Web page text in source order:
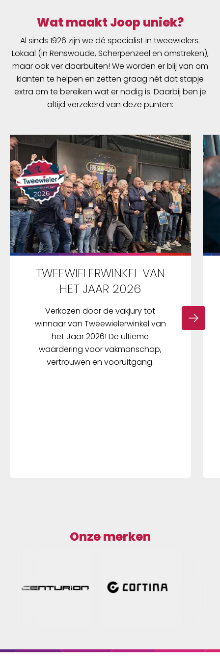
Wat maakt Joop uniek?
Al sinds 1926 zijn we dé specialist in tweewielers.
Lokaal (in Renswoude, Scherpenzeel en omstreken),
maar ook ver daarbuiten! We worden er blij van om
klanten te helpen en zetten graag nét dat stapje
extra om te bereiken wat er nodig is. Daarbij ben je
altijd verzekerd van deze punten:
TWEEWIELERWINKEL VAN
HET JAAR 2026
Verkozen door de vakjury tot
winnaar van Tweewielerwinkel van
het Jaar 2026! De ultieme
waardering voor vakmanschap,
vertrouwen en vooruitgang.
Onze merken